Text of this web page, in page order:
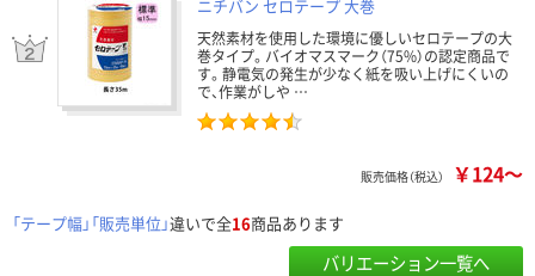
ニチバン セロテープ 大巻
天然素材を使用した環境に優しいセロテープの大
巻タイプ。バイオマスマーク（75%）の認定商品で
す。静電気の発生が少なく紙を吸い上げにくいの
で、作業がしや …
販売価格（税込） ￥124～
「テープ幅」「販売単位」違いで全16商品あります
バリエーション一覧へ